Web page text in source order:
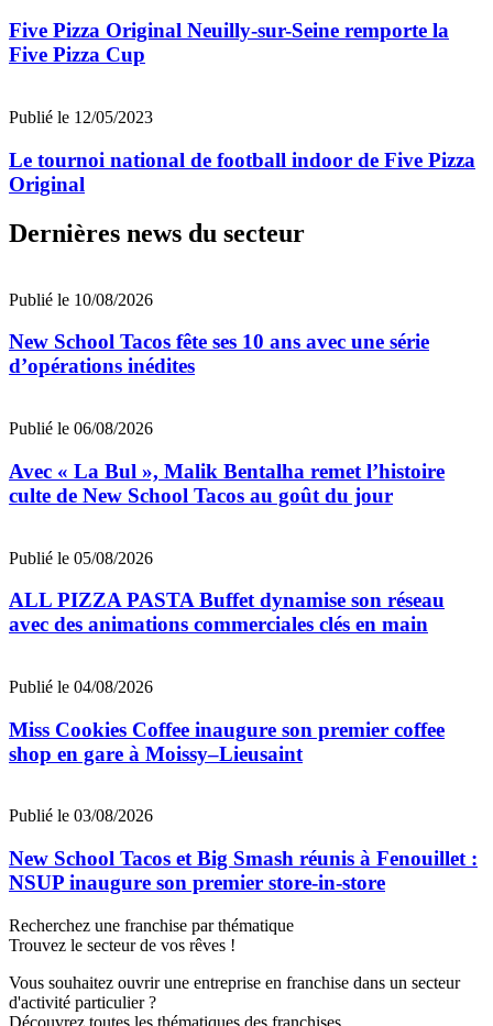
Five Pizza Original Neuilly-sur-Seine remporte la
Five Pizza Cup
Publié le 12/05/2023
Le tournoi national de football indoor de Five Pizza
Original
Dernières news du secteur
Publié le 10/08/2026
New School Tacos fête ses 10 ans avec une série
d’opérations inédites
Publié le 06/08/2026
Avec « La Bul », Malik Bentalha remet l’histoire
culte de New School Tacos au goût du jour
Publié le 05/08/2026
ALL PIZZA PASTA Buffet dynamise son réseau
avec des animations commerciales clés en main
Publié le 04/08/2026
Miss Cookies Coffee inaugure son premier coffee
shop en gare à Moissy–Lieusaint
Publié le 03/08/2026
New School Tacos et Big Smash réunis à Fenouillet :
NSUP inaugure son premier store-in-store
Recherchez une franchise par thématique
Trouvez le secteur de vos rêves !
Vous souhaitez ouvrir une entreprise en franchise dans un secteur
d'activité particulier ?
Découvrez toutes les thématiques des franchises.